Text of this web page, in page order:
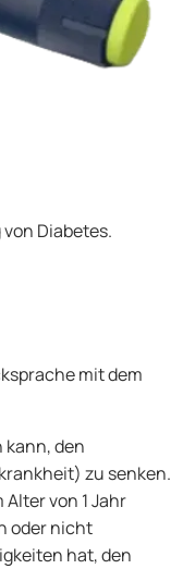
Diabetes.
mit dem
den
zu senken.
von 1 Jahr
oder nicht
hat, den